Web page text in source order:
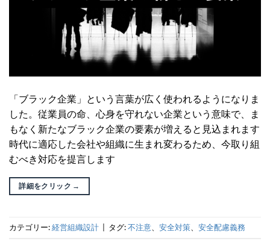
「ブラック企業」という言葉が広く使われるようになりま
した。従業員の命、心身を守れない企業という意味で、ま
もなく新たなブラック企業の要素が増えると見込まれます
時代に適応した会社や組織に生まれ変わるため、今取り組
むべき対応を提言します
詳細をクリック →
カテゴリー:経営組織設計 タグ:不注意、 安全対策、 安全配慮義務